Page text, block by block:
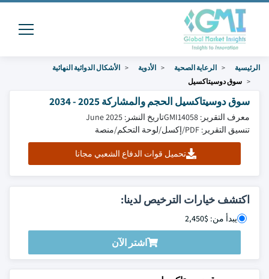
الرئيسية الرعاية الصحية الأدوية
الأشكال الدوائية النهائية
سوق دوسيتاكسيل
سوق دوسيتاكسيل الحجم والمشاركة 2025 - 2034
معرف التقرير: GMI14058
تاريخ النشر: June 2025
تنسيق التقرير: PDF/إكسل/لوحة التحكم/منصة
تحميل قوات الدفاع الشعبي مجانا
اكتشف خيارات الترخيص لدينا:
يبدأ من: $2,450
اشتر الآن